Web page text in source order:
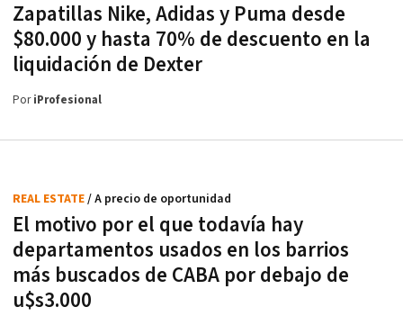
Zapatillas Nike, Adidas y Puma desde
$80.000 y hasta 70% de descuento en la
liquidación de Dexter
PoriProfesional
El motivo por el que todavía hay
departamentos usados en los barrios
más buscados de CABA por debajo de
u$s3.000
REAL ESTATE/ A precio de oportunidad